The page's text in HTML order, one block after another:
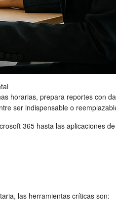
horarias, prepara reportes con
ser indispensable o
365 hasta las aplicaciones
las herramientas críticas son: